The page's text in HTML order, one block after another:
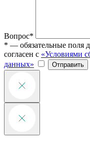
Вопрос*
* — обязательные поля
согласен с «Условиями
данных»
Отправить